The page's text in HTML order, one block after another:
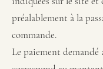
préalablement à la
commande.
Le paiement demandé